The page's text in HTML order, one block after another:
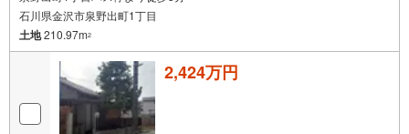
石川県金沢市泉野出町1丁目
土地210.97m2
2,424万円